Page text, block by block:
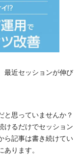
最近セッションが伸び
と思っていませんか？
けるだけでセッション
ら記事は書き続けてい
ります。